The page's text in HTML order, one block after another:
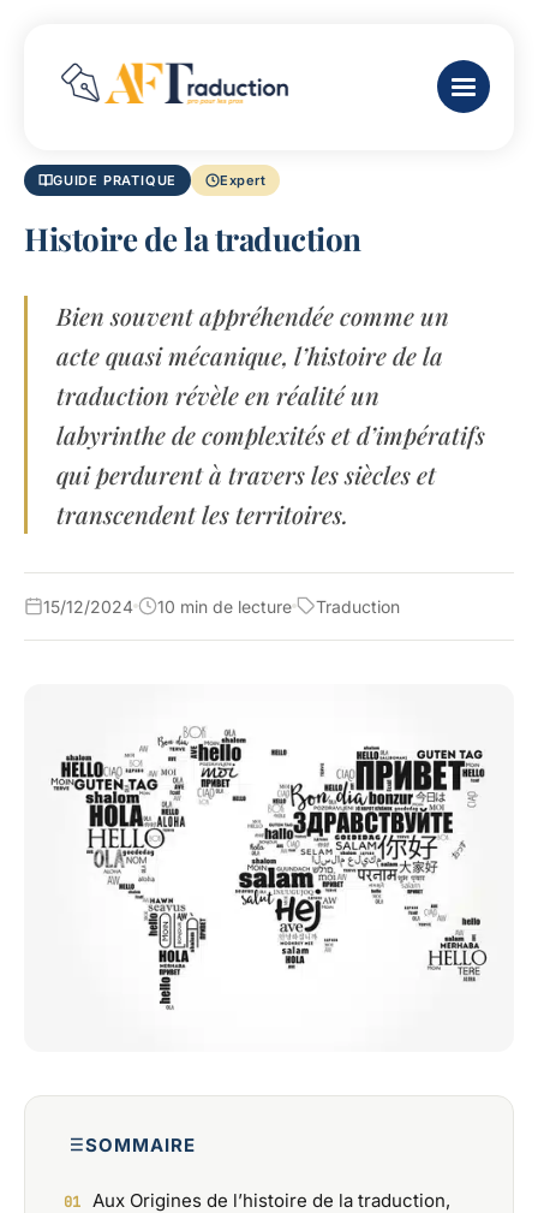
GUIDE PRATIQUE Expert
Histoire de la traduction
Bien souvent appréhendée comme un
acte quasi mécanique, l’histoire de la
traduction révèle en réalité un
labyrinthe de complexités et d’impératifs
qui perdurent à travers les siècles et
transcendent les territoires.
15/12/2024 10 min de lecture Traduction
SOMMAIRE
Aux Origines de l’histoire de la traduction,